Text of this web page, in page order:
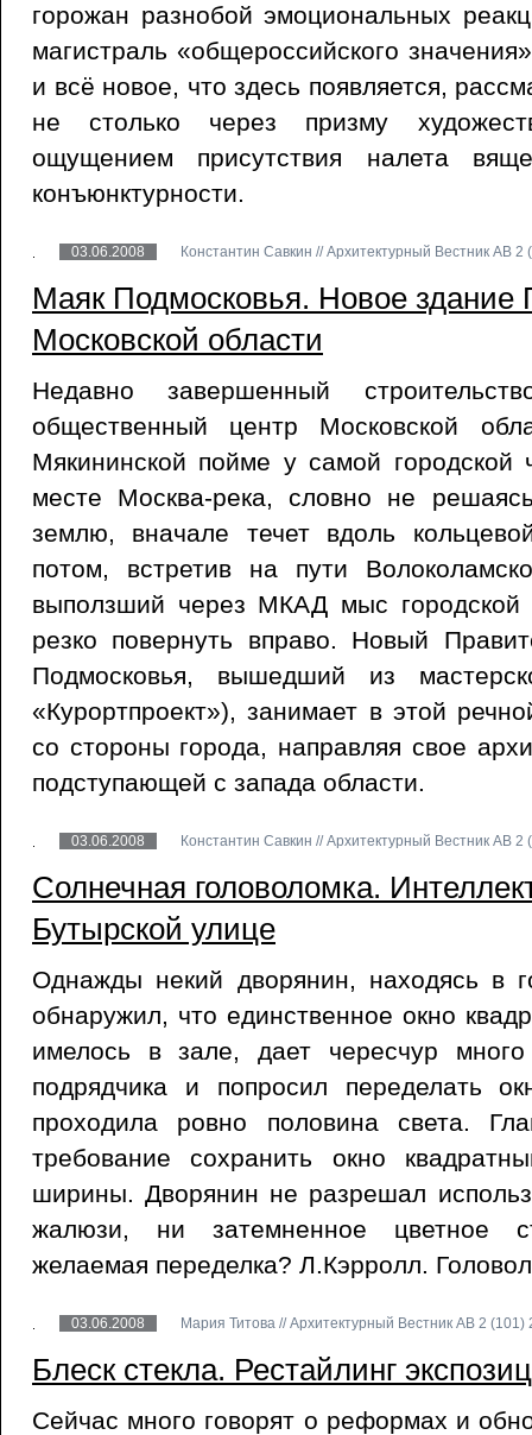
горожан разнобой эмоциональных
магистраль «общероссийского
и всё новое, что здесь появляется,
не столько через призму
ощущением присутствия налета
конъюнктурности.
03.06.2008 Константин Савкин // Архитектурный Вестник АВ 2
Маяк Подмосковья. Новое здание
Московской области
Недавно завершенный
общественный центр Московской
Мякининской пойме у самой
месте Москва-река, словно не
землю, вначале течет вдоль
потом, встретив на пути
выползший через МКАД мыс городской
резко повернуть вправо. Новый
Подмосковья, вышедший из
«Курортпроект»), занимает в этой
со стороны города, направляя свое
подступающей с запада области.
03.06.2008 Константин Савкин // Архитектурный Вестник АВ 2
Солнечная головоломка.
Бутырской улице
Однажды некий дворянин, находясь в
обнаружил, что единственное окно
имелось в зале, дает чересчур
подрядчика и попросил переделать
проходила ровно половина света.
требование сохранить окно
ширины. Дворянин не разрешал
жалюзи, ни затемненное цветное
желаемая переделка? Л.Кэрролл.
03.06.2008 Мария Титова // Архитектурный Вестник АВ 2 (101)
Блеск стекла. Рестайлинг
Сейчас много говорят о реформах и